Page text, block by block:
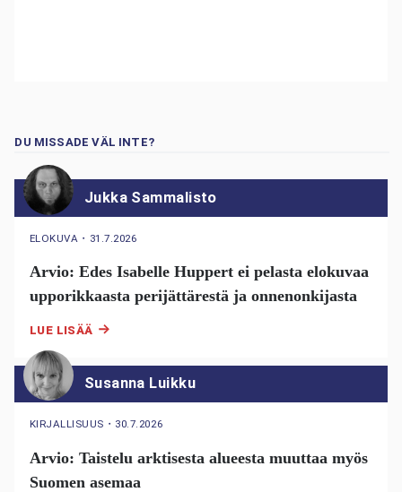
DU MISSADE VÄL INTE?
Jukka Sammalisto
ELOKUVA ・ 31.7.2026
Arvio: Edes Isabelle Huppert ei pelasta elokuvaa
upporikkaasta perijättärestä ja onnenonkijasta
LUE LISÄÄ
Susanna Luikku
KIRJALLISUUS ・ 30.7.2026
Arvio: Taistelu arktisesta alueesta muuttaa myös
Suomen asemaa